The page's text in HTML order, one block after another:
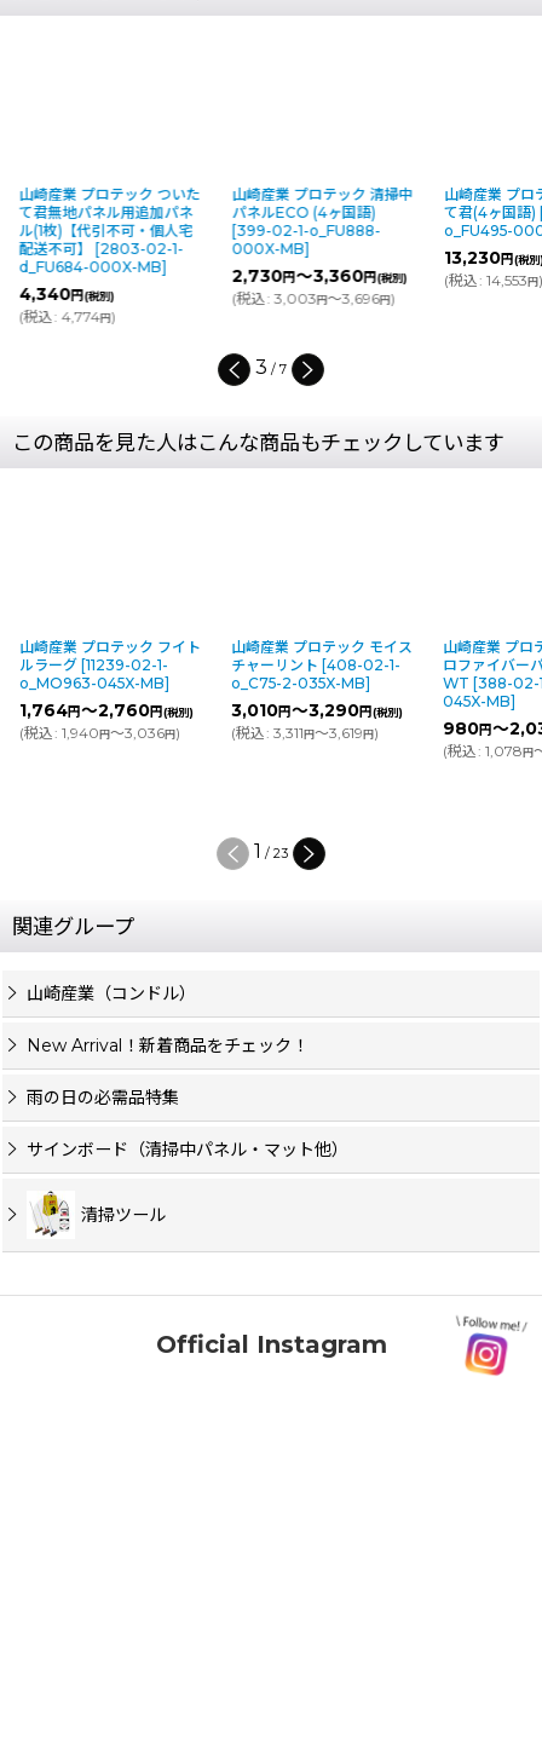
山崎産業 プロテック ついた
て君無地パネル用追加パネ
ル(1枚)【代引不可・個人宅
配送不可】
[2803-02-1-
d_FU684-000X-MB]
4,340円(税別)
(税込: 4,774円)
山崎産業 プロテック 清掃中
パネルECO (4ヶ国語)
[399-02-1-o_FU888-
000X-MB]
2,730円～3,360円(税別)
(税込: 3,003円～3,696円)
山崎産業 プロ
て君(4ヶ国語)
o_FU495-
13,230円(税別)
(税込: 14,553円)
4 / 7
この商品を見た人はこんな商品もチェックしています
ク フイト
02-1-
MB]
円(税別)
円)
山崎産業 プロテック モイス
チャーリント
408-02-1-
o_C75-2-035X-MB]
3,010円～3,290円(税別)
(税込 : 3,311円 ～3,619円)
山崎産業 プロテック マイク
ロファイバーパット 再生
WT [388-02-1-o_MO512-
045X-MB
980円～2,030 円(税別)
～2,233円)
(
2 /23
関連グループ
山崎産業（コンドル）
New Arrival！新着商品をチェック！
雨の日の必需品特集
サインボード（清掃中パネル・マット他）
清掃ツール
Official Instagram